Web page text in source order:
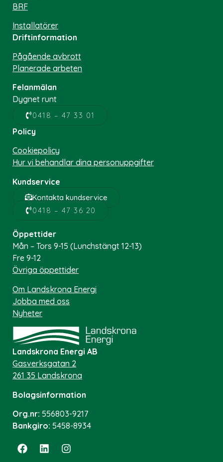
BRF
Installatörer
Driftinformation
Pågående avbrott
Planerade arbeten
Felanmälan
Dygnet runt
0418 – 47 33 01
Policy
Cookiepolicy
Hur vi behandlar dina personuppgifter
Kundservice
Kontakta kundservice
0418 – 47 36 20
Öppettider
Mån – Tors 9-15 (Lunchstängt 12-13)
Fre 9-12
Övriga öppettider
Om Landskrona Energi
Jobba med oss
Nyheter
Landskrona Energi AB
Gasverksgatan 2
261 35 Landskrona
Bolagsinformation
Org.nr: 556803-9217
Bankgiro: 5458-8934